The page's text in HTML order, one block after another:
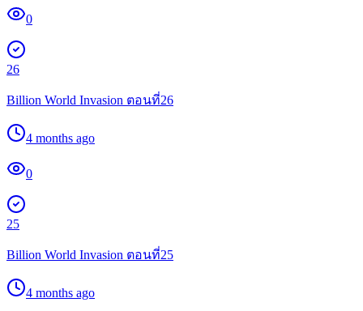
0
26
Billion World Invasion ตอนที่26
4 months ago
0
25
Billion World Invasion ตอนที่25
4 months ago